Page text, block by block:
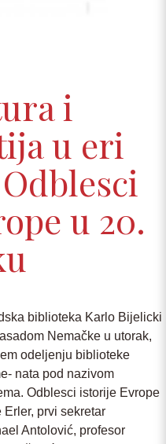
i
u eri
u 20.
biblioteka Karlo Bijelicki
Nemačke u utorak,
odeljenju biblioteke
nata pod nazivom
Odblesci istorije Evrope
Erler, prvi sekretar
Antolović, profesor